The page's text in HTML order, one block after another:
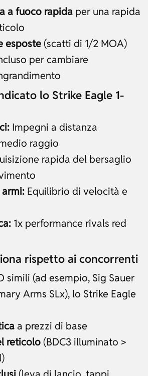
a fuoco rapida per una rapida
esposte(scatti di 1/2 MOA)
per cambiare
lo Strike Eagle 1-
Impegni a distanza
raggio
rapida del bersaglio
Equilibrio di velocità e
1x performance rivals red
rispetto ai concorrenti
simili (ad esempio, Sig Sauer
Arms SLx), lo Strike Eagle
a prezzi di base
reticolo(BDC3 illuminato >